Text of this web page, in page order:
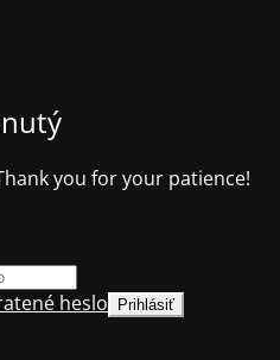
you for your patience!
heslo